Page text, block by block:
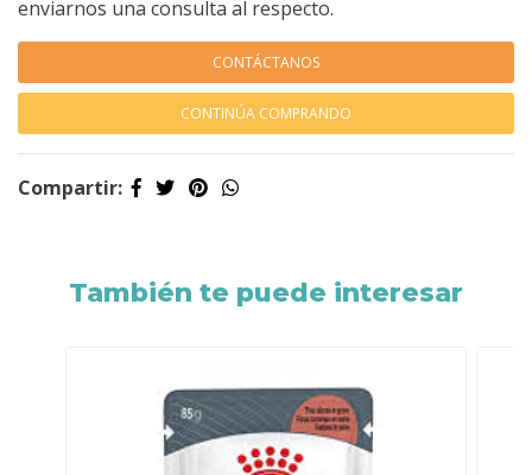
enviarnos una consulta al respecto.
CONTÁCTANOS
CONTINÚA COMPRANDO
Compartir:
También te puede interesar